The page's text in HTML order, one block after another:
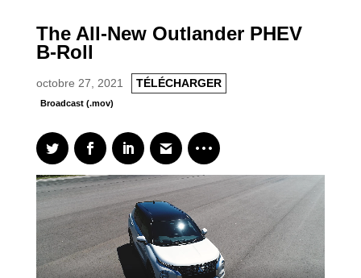
The All-New Outlander PHEV
B-Roll
octobre 27, 2021 TÉLÉCHARGER
Broadcast (.mov)